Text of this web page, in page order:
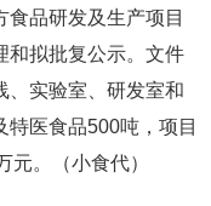
品研发及生产项目
和拟批复公示。文件
、实验室、研发室和
医食品500吨，项目
元。（小食代）